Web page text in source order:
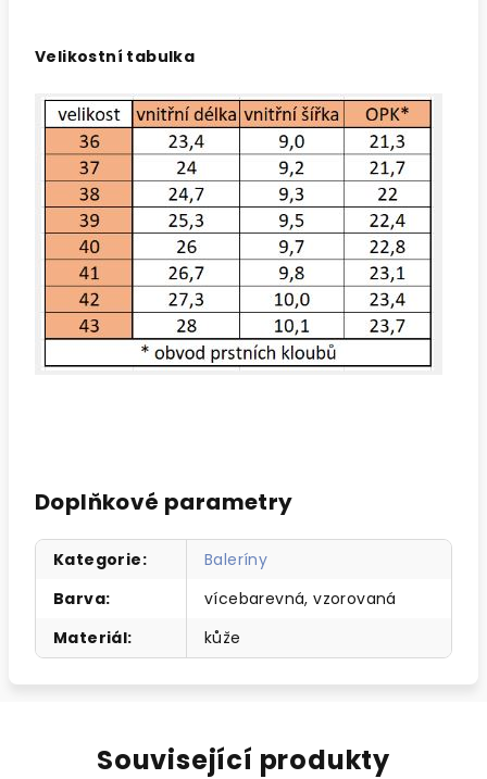
Velikostní tabulka
Doplňkové parametry
Kategorie:
Baleríny
Barva:
vícebarevná, vzorovaná
Materiál: kůže
Související produkty